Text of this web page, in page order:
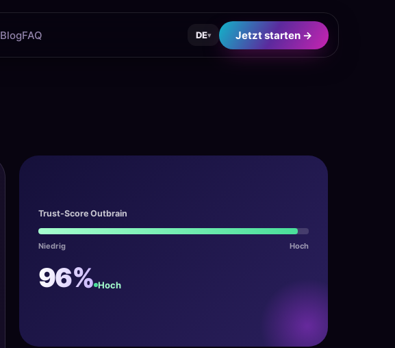
BlogFAQ DE▾ Jetzt starten →
Trust-Score Outbrain
Niedrig Hoch
96% Hoch